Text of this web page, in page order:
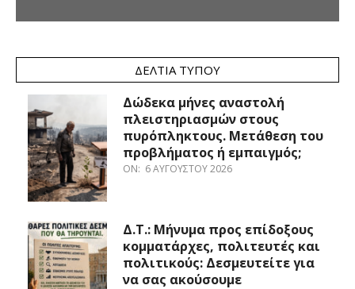
ΔΕΛΤΊΑ ΤΎΠΟΥ
Δώδεκα μήνες αναστολή
πλειστηριασμών στους
πυρόπληκτους. Μετάθεση του
προβλήματος ή εμπαιγμός;
ON: 6 ΑΥΓΟΎΣΤΟΥ 2026
Δ.Τ.: Μήνυμα προς επίδοξους
κομματάρχες, πολιτευτές και
πολιτικούς: Δεσμευτείτε για
να σας ακούσουμε